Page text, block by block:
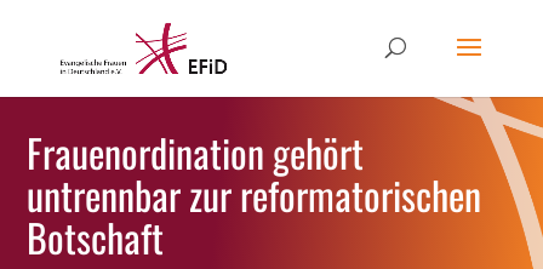
Frauenordination gehört
untrennbar zur reformatorischen
Botschaft